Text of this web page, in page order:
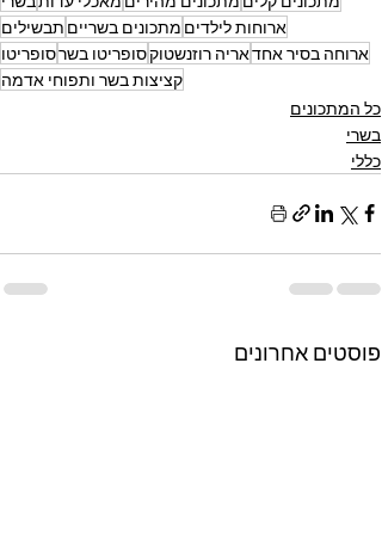
ארוחות לילדים מתכונים בשריים תבשילים
ארוחה בסיר אחדאריה רוזנשטוקסופריטו בשרסופריטו
קציצות בשר ותפוחי אדמה
כל המתכונים
בשרי
כללי
פוסטים אחרונים